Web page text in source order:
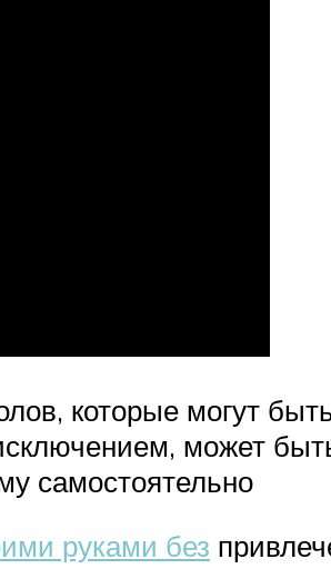
которые могут
может
самостоятельно
руками без